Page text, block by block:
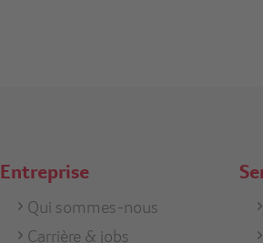
Entreprise
Footer
Qui sommes-nous
Carrière & jobs